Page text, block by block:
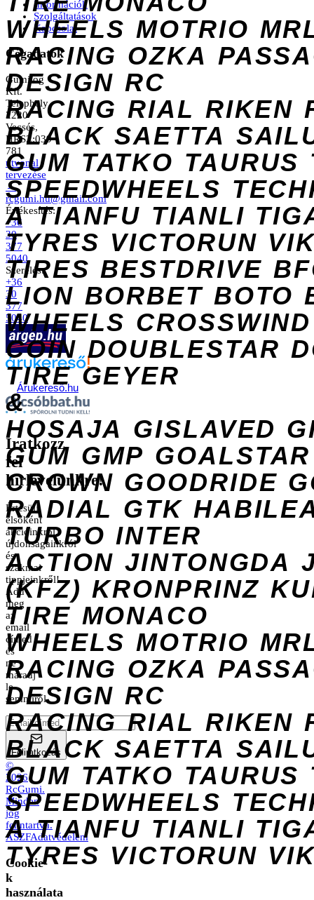
WHEELS MOTRIO
RACING OZKA
DESIGN RC
RACING RIAL RIKEN
BLACK SAETTA
GUM TATKO TAURUS
SPEEDWHEELS
A TIANFU TIANLI
TYRES VICTORUN
TIRES BESTDRIVE
LION BORBET BOTO
WHEELS CROSSWIND
COIN DOUBLESTAR
TIRE GEYER
&
HOSAJA GISLAVED
GUM GMP GOALSTAR
CROWN GOODRIDE
RADIAL GTK
TURBO INTER
ACTION JINTONGDA
(KFZ) KRONPRINZ
TIRE MONACO
WHEELS MOTRIO
RACING OZKA
DESIGN RC
RACING RIAL RIKEN
BLACK SAETTA
GUM TATKO TAURUS
SPEEDWHEELS
A TIANFU TIANLI
TYRES VICTORUN
Információk
Szolgáltatások
Kapcsolat
Cégadatok
Gumilog
Kft.
Telephely
2220
Vecsés,
HRSZ:039
781
útvonal
tervezése
→
rcgumi.hu@gmail.com
Értékesítés:
+36
30
377
5040
Szerelés:
+36
30
377
5040
Árukereső.hu
Iratkozz
fel
hírlevelünkre!
Értesülj
elsőként
akcióinkról,
újdonságainkról
és
szakmai
tippjeinkről!
Add
meg
az
email
címed
és
ne
maradj
le
semmiről.
Feliratkozás
©
2026
RcGumi.
Minden
jog
fenntartva.
ÁSZFAdatvédelem
Cookie-
k
használata